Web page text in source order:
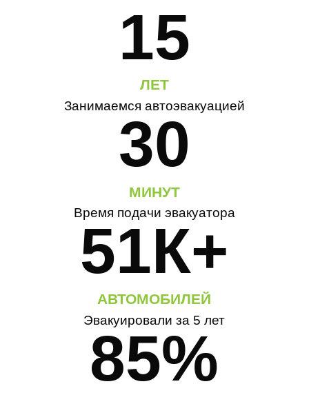
15
ЛЕТ
Занимаемся автоэвакуацией
30
МИНУТ
Время подачи эвакуатора
51К+
АВТОМОБИЛЕЙ
Эвакуировали за 5 лет
85%